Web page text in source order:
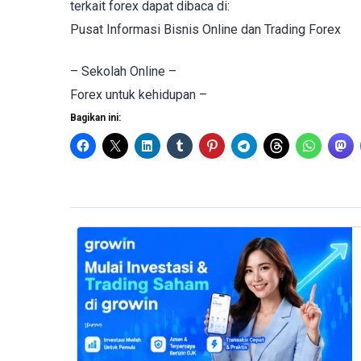
terkait forex dapat dibaca di:
Pusat Informasi Bisnis Online dan Trading Forex
– Sekolah Online –
Forex untuk kehidupan –
Bagikan ini: